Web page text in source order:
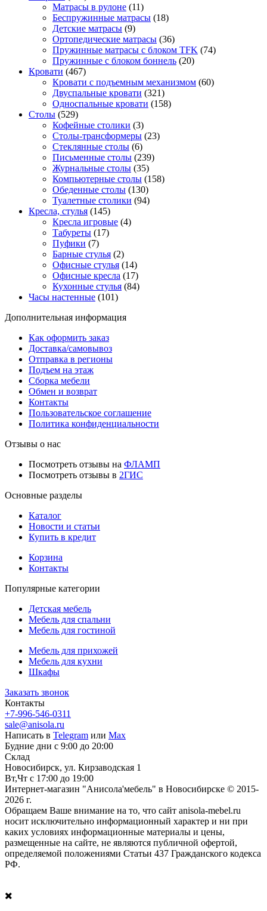
Матрасы в рулоне (11)
Беспружинные матрасы (18)
Детские матрасы (9)
Ортопедические матрасы (36)
Пружинные матрасы с блоком TFK (74)
Пружинные с блоком боннель (20)
Кровати (467)
Кровати с подъемным механизмом (60)
Двуспальные кровати (321)
Односпальные кровати (158)
Столы (529)
Кофейные столики (3)
Столы-трансформеры (23)
Стеклянные столы (6)
Письменные столы (239)
Журнальные столы (35)
Компьютерные столы (158)
Обеденные столы (130)
Туалетные столики (94)
Кресла, стулья (145)
Кресла игровые (4)
Табуреты (17)
Пуфики (7)
Барные стулья (2)
Офисные стулья (14)
Офисные кресла (17)
Кухонные стулья (84)
Часы настенные (101)
Дополнительная информация
Как оформить заказ
Доставка/самовывоз
Отправка в регионы
Подъем на этаж
Сборка мебели
Обмен и возврат
Контакты
Пользовательское соглашение
Политика конфиденциальности
Отзывы о нас
Посмотреть отзывы на ФЛАМП
Посмотреть отзывы в 2ГИС
Основные разделы
Каталог
Новости и статьи
Купить в кредит
Корзина
Контакты
Популярные категории
Детская мебель
Мебель для спальни
Мебель для гостиной
Мебель для прихожей
Мебель для кухни
Шкафы
Заказать звонок
Контакты
+7-996-546-0311
sale@anisola.ru
Написать в Telegram или Max
Будние дни с 9:00 до 20:00
Склад
Новосибирск, ул. Кирзаводская 1
Вт,Чт с 17:00 до 19:00
Интернет-магазин "Анисола'мебель" в Новосибирске © 2015-
2026 г.
Обращаем Ваше внимание на то, что сайт anisola-mebel.ru
носит исключительно информационный характер и ни при
каких условиях информационные материалы и цены,
размещенные на сайте, не являются публичной офертой,
определяемой положениями Статьи 437 Гражданского кодекса
РФ.